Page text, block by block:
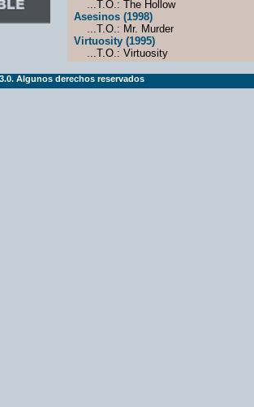
...T.O.: The Hollow
Asesinos (1998)
...T.O.: Mr. Murder
Virtuosity (1995)
...T.O.: Virtuosity
Algunos derechos reservados